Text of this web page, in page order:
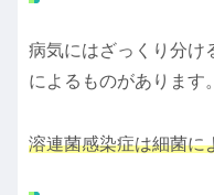
病気にはざっくり分け
によるものがあります。
溶連菌感染症は細菌に